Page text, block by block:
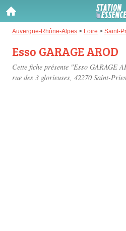
Auvergne-Rhône-Alpes > Loire > Saint-
Esso GARAGE AROD
Cette fiche présente "Esso GARAGE
rue des 3 glorieuses, 42270 Saint-
Gazole :
Disponible
SP 98 :